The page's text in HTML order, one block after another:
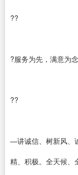
??
?服务为先，满意为
??
—讲诚信、树新风、
精、积极。全天候、